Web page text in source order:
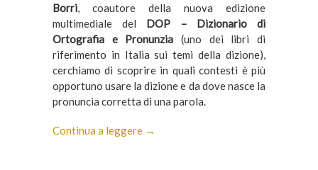
Borri, coautore della nuova edizione
multimediale del DOP – Dizionario di
Ortografia e Pronunzia (uno dei libri di
riferimento in Italia sui temi della dizione),
cerchiamo di scoprire in quali contesti è più
opportuno usare la dizione e da dove nasce la
pronuncia corretta di una parola.
Continua a leggere →